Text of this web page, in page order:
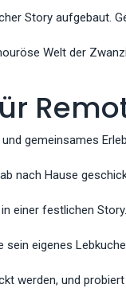
Story aufgebaut.
Welt der
gemeinsames
nach Hause
einer festlichen
eigenes
werden, und